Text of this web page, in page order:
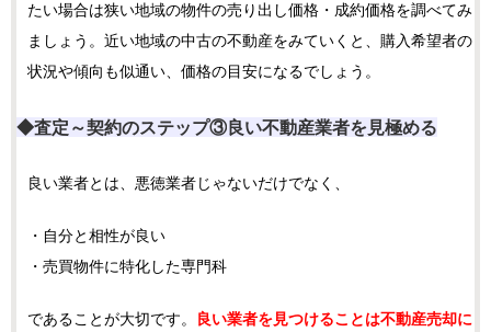
たい場合は狭い地域の物件の売り出し価格・成約価格を調べてみ
ましょう。近い地域の中古の不動産をみていくと、購入希望者の
状況や傾向も似通い、価格の目安になるでしょう。
◆査定～契約のステップ③良い不動産業者を見極める
良い業者とは、悪徳業者じゃないだけでなく、
・自分と相性が良い
・売買物件に特化した専門科
であることが大切です。
良い業者を見つけることは不動産売却に